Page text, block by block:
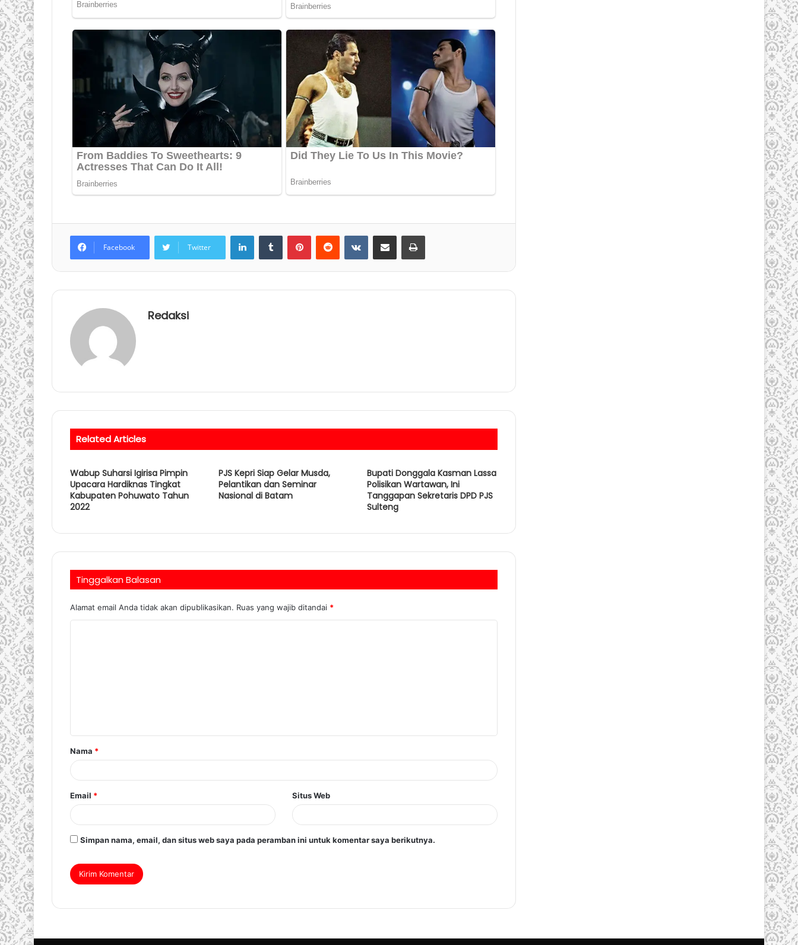
Facebook Twitter
Redaksi
Related Articles
Wabup Suharsi Igirisa Pimpin
Upacara Hardiknas Tingkat
Kabupaten Pohuwato Tahun
2022
PJS Kepri Siap Gelar Musda,
Pelantikan dan Seminar
Nasional di Batam
Bupati Donggala Kasman Lassa
Polisikan Wartawan, Ini
Tanggapan Sekretaris DPD PJS
Sulteng
Tinggalkan Balasan
Alamat email Anda tidak akan dipublikasikan. Ruas yang wajib ditandai *
Nama *
Email * Situs Web
Simpan nama, email, dan situs web saya pada peramban ini untuk komentar saya berikutnya.